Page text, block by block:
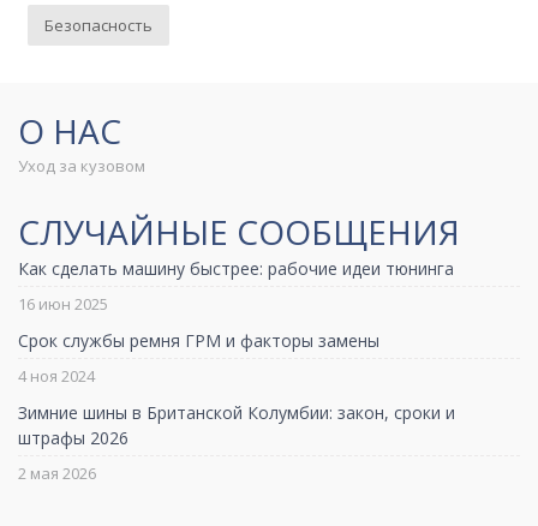
Безопасность
О НАС
Уход за кузовом
СЛУЧАЙНЫЕ СООБЩЕНИЯ
Как сделать машину быстрее: рабочие идеи тюнинга
16 июн 2025
Срок службы ремня ГРМ и факторы замены
4 ноя 2024
Зимние шины в Британской Колумбии: закон, сроки и
штрафы 2026
2 мая 2026